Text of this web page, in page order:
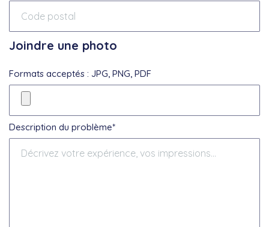
Joindre une photo
Formats acceptés : JPG, PNG, PDF
Description du problème*